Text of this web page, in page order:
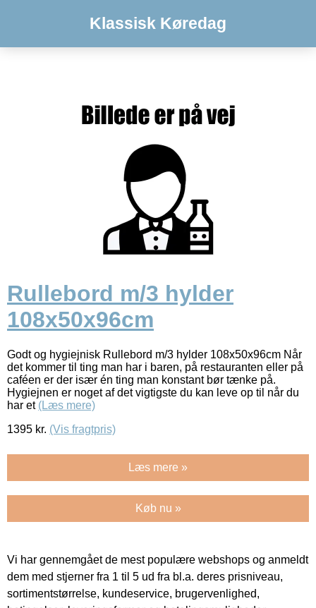
Klassisk Køredag
Rullebord m/3 hylder
108x50x96cm
Godt og hygiejnisk Rullebord m/3 hylder 108x50x96cm Når
det kommer til ting man har i baren, på restauranten eller på
caféen er der især én ting man konstant bør tænke på.
Hygiejnen er noget af det vigtigste du kan leve op til når du
har et (Læs mere)
1395 kr. (Vis fragtpris)
Læs mere »
Køb nu »
Vi har gennemgået de mest populære webshops og anmeldt
dem med stjerner fra 1 til 5 ud fra bl.a. deres prisniveau,
sortimentstørrelse, kundeservice, brugervenlighed,